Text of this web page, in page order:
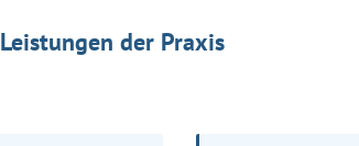
Leistungen der Praxis